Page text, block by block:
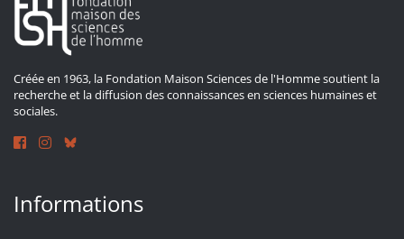
Créée en 1963, la Fondation Maison Sciences de l'Homme soutient la
recherche et la diffusion des connaissances en sciences humaines et
sociales.
Informations